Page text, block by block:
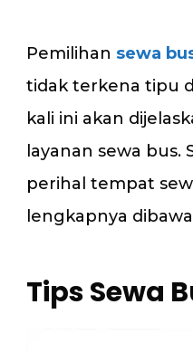
Pemilihan sewa
tidak terkena tipu
kali ini akan
layanan sewa
perihal tempat
lengkapnya
Tips Sewa